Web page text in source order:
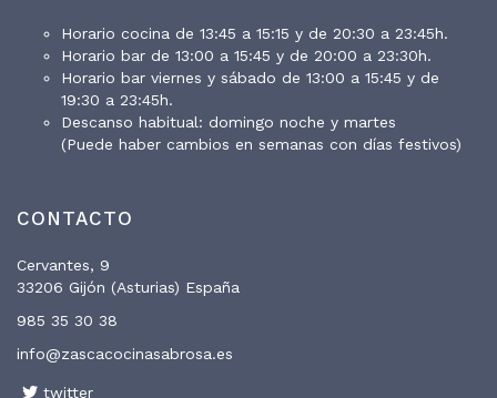
Horario cocina de 13:45 a 15:15 y de 20:30 a 23:45h.
Horario bar de 13:00 a 15:45 y de 20:00 a 23:30h.
Horario bar viernes y sábado de 13:00 a 15:45 y de
19:30 a 23:45h.
Descanso habitual: domingo noche y martes
(Puede haber cambios en semanas con días festivos)
CONTACTO
Cervantes, 9
33206 Gijón (Asturias) España
985 35 30 38
info@zascacocinasabrosa.es
twitter